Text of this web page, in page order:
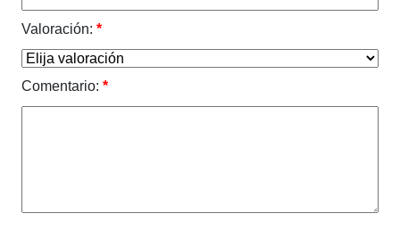
Valoración: *
Comentario: *